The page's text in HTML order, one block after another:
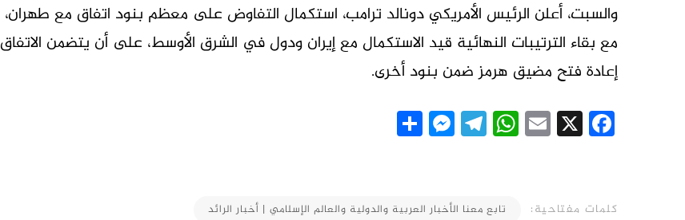
والسبت، أعلن الرئيس الأمريكي دونالد ترامب، استكمال التفاوض على معظم بنود اتفاق مع طهران،
مع بقاء الترتيبات النهائية قيد الاستكمال مع إيران ودول في الشرق الأوسط، على أن يتضمن الاتفاق
إعادة فتح مضيق هرمز ضمن بنود أخرى.
Facebook
X
Email
WhatsApp
Telegram
Messenger
كلمات مفتاحية: تابع معنا الأخبار العربية والدولية والعالم الإسلامي | أخبار الرائد